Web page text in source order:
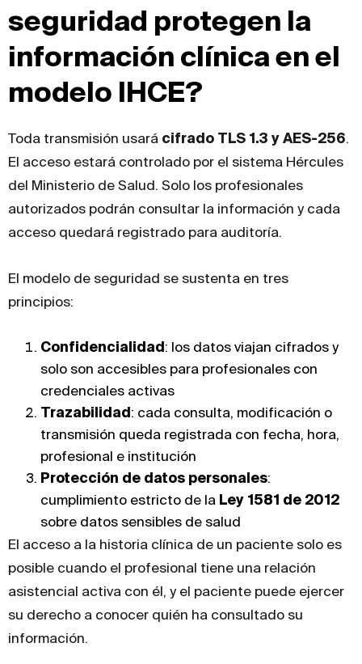
seguridad protegen la
información clínica en el
modelo IHCE?
Toda transmisión usará cifrado TLS 1.3 y AES-256.
El acceso estará controlado por el sistema Hércules
del Ministerio de Salud. Solo los profesionales
autorizados podrán consultar la información y cada
acceso quedará registrado para auditoría.
El modelo de seguridad se sustenta en tres
principios:
Confidencialidad: los datos viajan cifrados y
solo son accesibles para profesionales con
credenciales activas
Trazabilidad: cada consulta, modificación o
transmisión queda registrada con fecha, hora,
profesional e institución
Protección de datos personales:
cumplimiento estricto de la Ley 1581 de 2012
sobre datos sensibles de salud
El acceso a la historia clínica de un paciente solo es
posible cuando el profesional tiene una relación
asistencial activa con él, y el paciente puede ejercer
su derecho a conocer quién ha consultado su
información.